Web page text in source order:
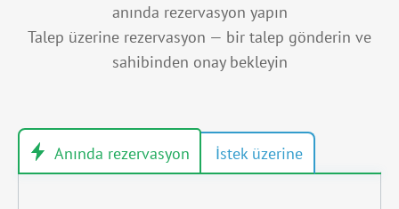
anında rezervasyon yapın
Talep üzerine rezervasyon — bir talep gönderin ve
sahibinden onay bekleyin